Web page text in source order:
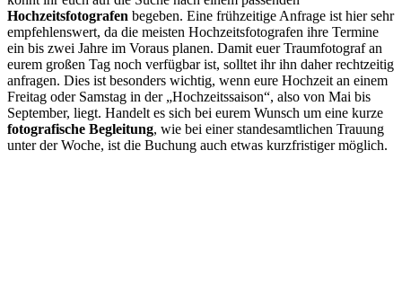
Hochzeitsfotografen begeben. Eine frühzeitige Anfrage ist hier sehr
empfehlenswert, da die meisten Hochzeitsfotografen ihre Termine
ein bis zwei Jahre im Voraus planen. Damit euer Traumfotograf an
eurem großen Tag noch verfügbar ist, solltet ihr ihn daher rechtzeitig
anfragen. Dies ist besonders wichtig, wenn eure Hochzeit an einem
Freitag oder Samstag in der „Hochzeitssaison“, also von Mai bis
September, liegt. Handelt es sich bei eurem Wunsch um eine kurze
fotografische Begleitung, wie bei einer standesamtlichen Trauung
unter der Woche, ist die Buchung auch etwas kurzfristiger möglich.